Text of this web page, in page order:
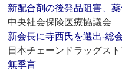
新配合剤の後発品阻害、
中央社会保険医療協議会
新会長に寺西氏を選出‐総
日本チェーンドラッグス
無季言